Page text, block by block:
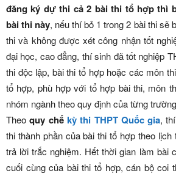
đăng ký dự thi cả 2 bài thi tổ hợp thì
bài thi này, nếu thí bỏ 1 trong 2 bài thi sẽ
thi và không được xét công nhận tốt
đại học, cao đẳng, thí sinh đã tốt nghiệp
thi độc lập, bài thi tổ hợp hoặc các môn
tổ hợp, phù hợp với tổ hợp bài thi, môn
nhóm ngành theo quy định của từng
Theoquy chế kỳ thi THPT Quốc gia,
thi thành phần của bài thi tổ hợp theo
trả lời trắc nghiệm. Hết thời gian làm bài
cuối cùng của bài thi tổ hợp, cán bộ coi